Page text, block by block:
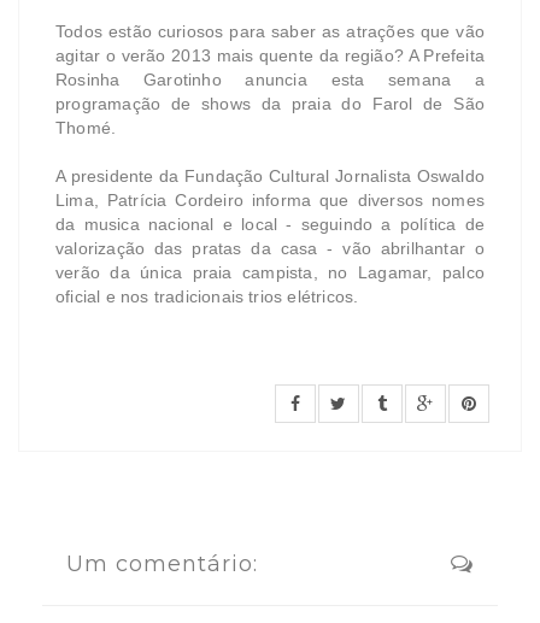
Todos estão curiosos para saber as atrações que vão
agitar o verão 2013 mais quente da região? A Prefeita
Rosinha Garotinho anuncia esta semana a
programação de shows da praia do Farol de São
Thomé.
A presidente da Fundação Cultural Jornalista Oswaldo
Lima, Patrícia Cordeiro informa que diversos nomes
da musica nacional e local - seguindo a política de
valorização das pratas da casa - vão abrilhantar o
verão da única praia campista, no Lagamar, palco
oficial e nos tradicionais trios elétricos.
Um comentário: